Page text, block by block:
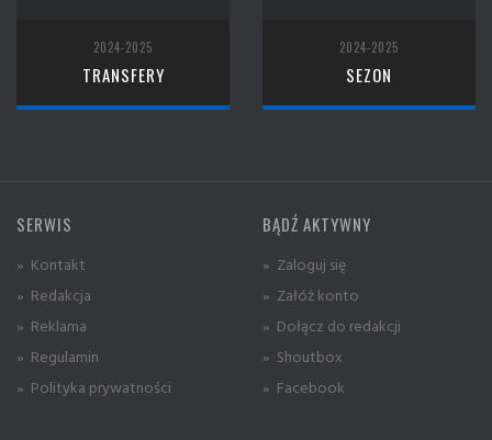
2024-2025
TRANSFERY
2024-2025
SEZON
SERWIS
» Kontakt
» Redakcja
» Reklama
» Regulamin
» Polityka prywatności
BĄDŹ AKTYWNY
» Zaloguj się
» Załóż konto
» Dołącz do redakcji
» Shoutbox
» Facebook